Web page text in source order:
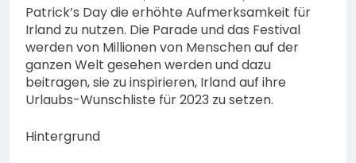
Patrick’s Day die erhöhte Aufmerksamkeit für
Irland zu nutzen. Die Parade und das Festival
werden von Millionen von Menschen auf der
ganzen Welt gesehen werden und dazu
beitragen, sie zu inspirieren, Irland auf ihre
Urlaubs-Wunschliste für 2023 zu setzen.
Hintergrund